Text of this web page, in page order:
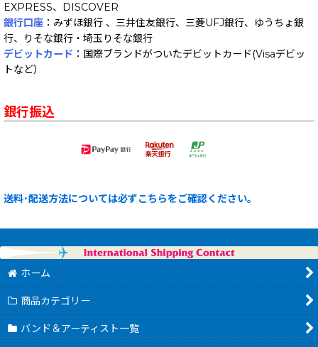
EXPRESS、DISCOVER
銀行口座 ：みずほ銀行 、三井住友銀行、三菱UFJ銀行、ゆうちょ銀
行、りそな銀行・埼玉りそな銀行
デビットカード ：国際ブランドがついたデビットカード(Visaデビッ
トなど）
銀行振込
送料･配送方法については必ずこちらをご確認ください。
ホーム
商品カテゴリー
バンド＆アーティスト一覧